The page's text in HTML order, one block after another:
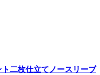
二枚仕立てノースリーブ